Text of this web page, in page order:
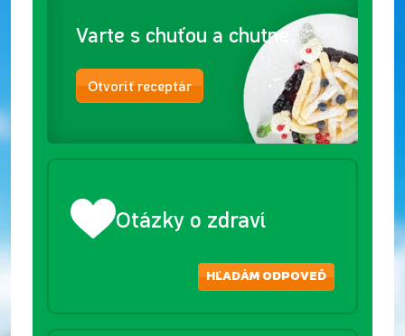
Varte s chuťou a chutne
Otvoriť receptár
Otázky o zdraví
HĽADÁM ODPOVEĎ